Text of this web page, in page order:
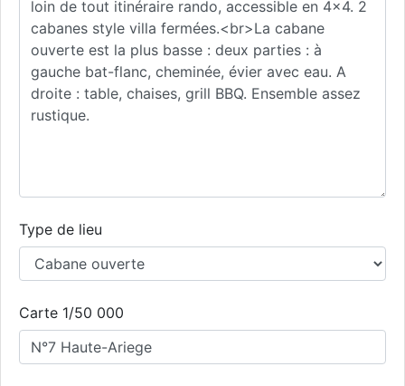
Type de lieu
Carte 1/50 000